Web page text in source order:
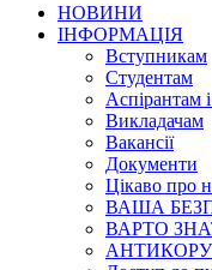
НОВИНИ
ІНФОРМАЦІЯ
Вступникам
Студентам
Аспірантам
Викладачам
Вакансії
Документи
Цікаво про
ВАША
ВАРТО